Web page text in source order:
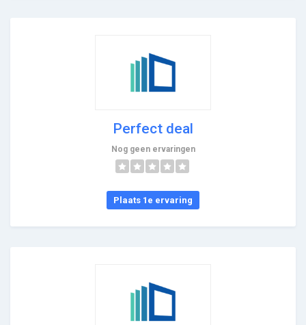
Perfect deal
Nog geen ervaringen
Plaats 1e ervaring